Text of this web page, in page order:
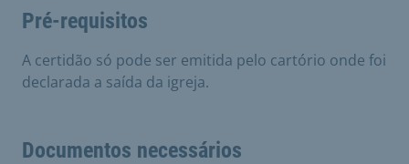
Pré-requisitos
A certidão só pode ser emitida pelo cartório onde foi
declarada a saída da igreja.
Documentos necessários